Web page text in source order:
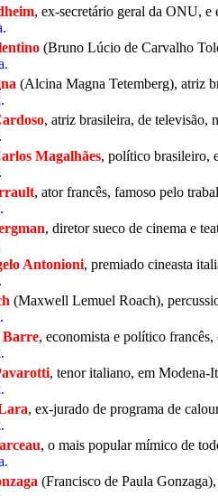
, ex-secretário geral da ONU, e
(Bruno Lúcio de Carvalho
(Alcina Magna Tetemberg), atriz
, atriz brasileira, de televisão,
Magalhães, político brasileiro,
, ator francês, famoso pelo
, diretor sueco de cinema e
Antonioni, premiado cineasta
(Maxwell Lemuel Roach),
Barre, economista e político
, tenor italiano, em Modena-
, ex-jurado de programa de
, o mais popular mímico de
(Francisco de Paula